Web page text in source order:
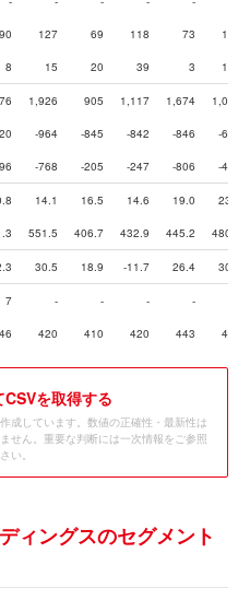
90 127 69 118 73 143
8 15 20 39 3 122
1,926 905 1,117 1,674 1,084
-964 -845 -842 -846 -675
96 -768 -205 -247 -806 -420
14.1 16.5 14.6 19.0 23.5
551.5 406.7 432.9 445.2 480.7
30.5 18.9 -11.7 26.4 30.4
7 - - - -
420 410 420 443 442
CSVを取得する
成しています。数値の正確性・最新性は
せん。重要な判断には一次情報をご参照
い。
ィングスのセグメント